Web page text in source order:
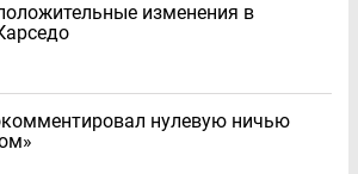
изменения в
нулевую ничью